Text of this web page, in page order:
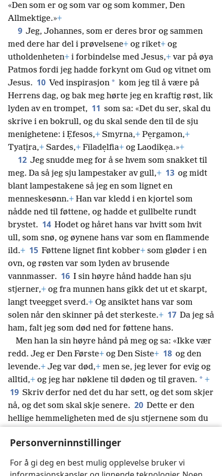
Personverninnstillinger
For å gi deg en best mulig opplevelse bruker vi
«Den som er og som var og som kommer, Den
Allmektige.»+
9 Jeg, Johannes, som er deres bror og sammen
med dere har del i prøvelsene+ og riket+ og
utholdenheten+ i forbindelse med Jesus,+ var på øya
Patmos fordi jeg hadde forkynt om Gud og vitnet om
Jesus. 10 Ved inspirasjon * kom jeg til å være på
Herrens dag, og bak meg hørte jeg en kraftig røst, lik
lyden av en trompet, 11 som sa: «Det du ser, skal du
skrive i en bokrull, og du skal sende den til de sju
menighetene: i Ẹfesos,+ Smyrna,+ Pẹrgamon,+
Tyatịra,+ Sardes,+ Filadẹlfia+ og Laodikẹa.»+
12 Jeg snudde meg for å se hvem som snakket til
meg. Da så jeg sju lampestaker av gull,+ 13 og midt
blant lampestakene så jeg en som lignet en
menneskesønn.+ Han var kledd i en kjortel som
nådde ned til føttene, og hadde et gullbelte rundt
brystet. 14 Hodet og håret hans var hvitt som hvit
ull, som snø, og øynene hans var som en flammende
ild.+ 15 Føttene lignet fint kobber+ som gløder i en
ovn, og røsten var som lyden av brusende
vannmasser. 16 I sin høyre hånd hadde han sju
stjerner,+ og fra munnen hans gikk det ut et skarpt,
langt tveegget sverd.+ Og ansiktet hans var som
solen når den skinner på det sterkeste.+ 17 Da jeg så
ham, falt jeg som død ned for føttene hans.
Men han la sin høyre hånd på meg og sa: «Ikke vær
redd. Jeg er Den Første+ og Den Siste+ 18 og den
levende.+ Jeg var død,+ men se, jeg lever for evig og
alltid,+ og jeg har nøklene til døden og til graven. * +
19 Skriv derfor ned det du har sett, og det som skjer
nå, og det som skal skje senere. 20 Dette er den
hellige hemmeligheten med de sju stjernene som du
gull: De sju stjernene står for de sju menighetenes
engler,
*
og de sju lampestakene står for de sju
menighetene. +